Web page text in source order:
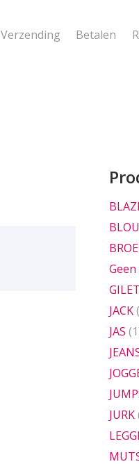
Verzending Betalen
GILET
JACK
JAS
JURK